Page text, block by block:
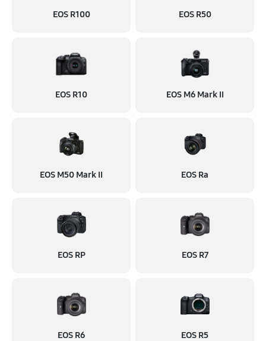
EOS R100 EOS R50
EOS R10 EOS M6 Mark II
EOS M50 Mark II EOS Ra
EOS RP EOS R7
EOS R6 EOS R5